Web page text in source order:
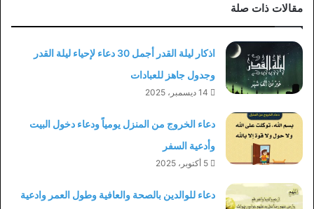
مقالات ذات صلة
اذكار ليلة القدر أجمل 30 دعاء لإحياء ليلة القدر
وجدول جاهز للعبادات
14 ديسمبر، 2025
دعاء الخروج من المنزل يومياً ودعاء دخول البيت
وأدعية السفر
5 أكتوبر، 2025
دعاء للوالدين بالصحة والعافية وطول العمر وادعية